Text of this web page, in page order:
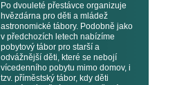
Po dvouleté přestávce organizuje
hvězdárna pro děti a mládež
astronomické tábory. Podobně jako
v předchozích letech nabízíme
pobytový tábor pro starší a
odvážnější děti, které se nebojí
vícedenního pobytu mimo domov, i
tzv. příměstský tábor, kdy děti